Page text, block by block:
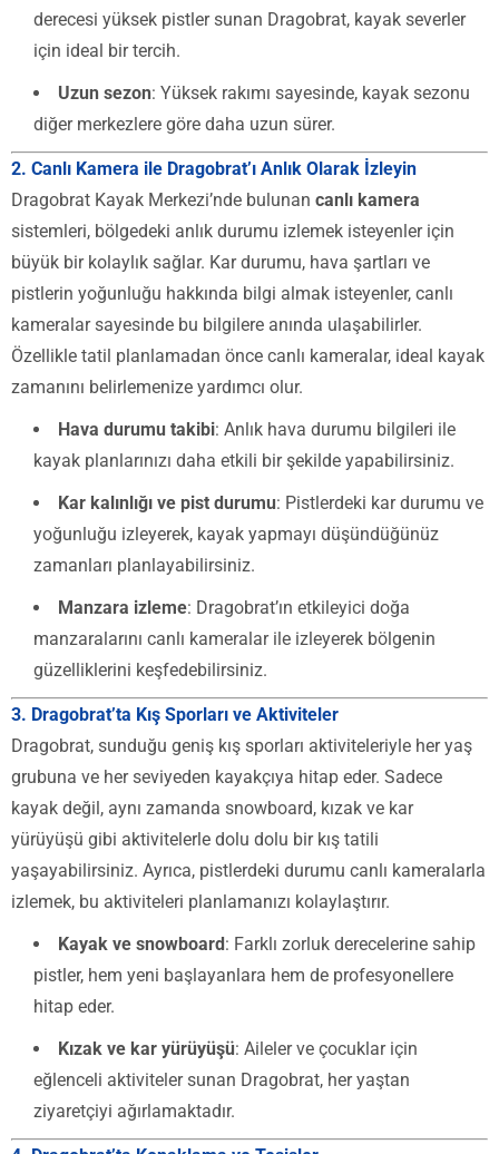
derecesi yüksek pistler sunan Dragobrat, kayak severler
için ideal bir tercih.
Uzun sezon: Yüksek rakımı sayesinde, kayak sezonu
diğer merkezlere göre daha uzun sürer.
2. Canlı Kamera ile Dragobrat’ı Anlık Olarak İzleyin
Dragobrat Kayak Merkezi’nde bulunan canlı kamera
sistemleri, bölgedeki anlık durumu izlemek isteyenler için
büyük bir kolaylık sağlar. Kar durumu, hava şartları ve
pistlerin yoğunluğu hakkında bilgi almak isteyenler, canlı
kameralar sayesinde bu bilgilere anında ulaşabilirler.
Özellikle tatil planlamadan önce canlı kameralar, ideal kayak
zamanını belirlemenize yardımcı olur.
Hava durumu takibi: Anlık hava durumu bilgileri ile
kayak planlarınızı daha etkili bir şekilde yapabilirsiniz.
Kar kalınlığı ve pist durumu: Pistlerdeki kar durumu ve
yoğunluğu izleyerek, kayak yapmayı düşündüğünüz
zamanları planlayabilirsiniz.
Manzara izleme: Dragobrat’ın etkileyici doğa
manzaralarını canlı kameralar ile izleyerek bölgenin
güzelliklerini keşfedebilirsiniz.
3. Dragobrat’ta Kış Sporları ve Aktiviteler
Dragobrat, sunduğu geniş kış sporları aktiviteleriyle her yaş
grubuna ve her seviyeden kayakçıya hitap eder. Sadece
kayak değil, aynı zamanda snowboard, kızak ve kar
yürüyüşü gibi aktivitelerle dolu dolu bir kış tatili
yaşayabilirsiniz. Ayrıca, pistlerdeki durumu canlı kameralarla
izlemek, bu aktiviteleri planlamanızı kolaylaştırır.
Kayak ve snowboard: Farklı zorluk derecelerine sahip
pistler, hem yeni başlayanlara hem de profesyonellere
hitap eder.
Kızak ve kar yürüyüşü: Aileler ve çocuklar için
eğlenceli aktiviteler sunan Dragobrat, her yaştan
ziyaretçiyi ağırlamaktadır.